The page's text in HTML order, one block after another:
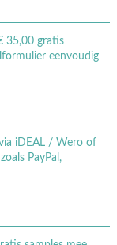
35,00 gratis
eenvoudig
iDEAL / Wero of
PayPal,